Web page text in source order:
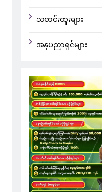
သတင်းထူးများ
အနုပညာရှင်များ